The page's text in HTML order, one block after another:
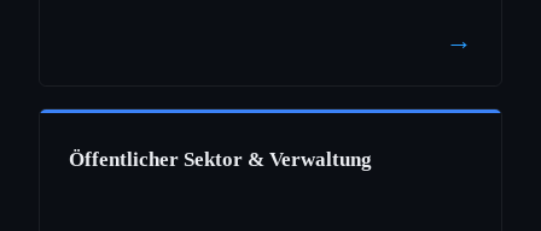
→
Öffentlicher Sektor & Verwaltung